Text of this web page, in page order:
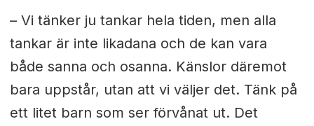
– Vi tänker ju tankar hela tiden, men alla
tankar är inte likadana och de kan vara
både sanna och osanna. Känslor däremot
bara uppstår, utan att vi väljer det. Tänk på
ett litet barn som ser förvånat ut. Det